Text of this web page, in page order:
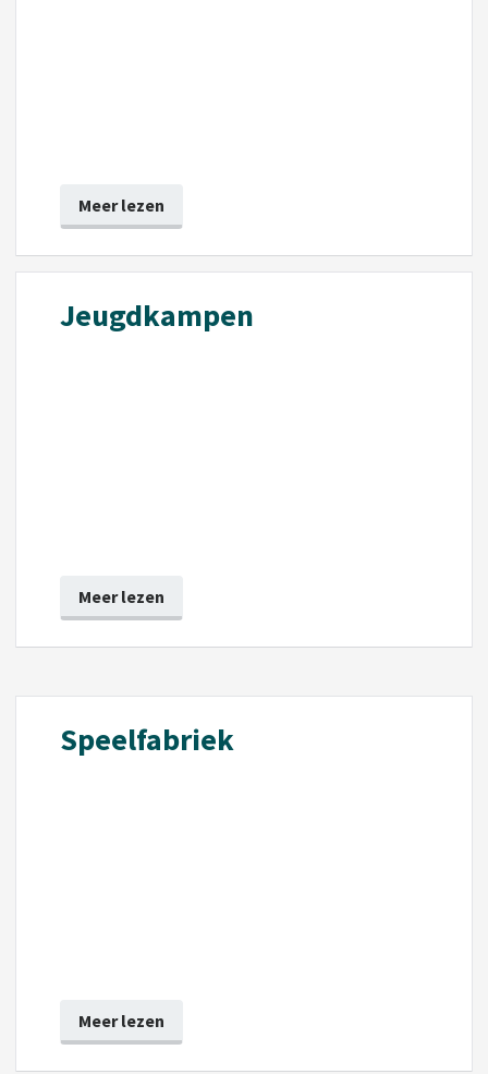
Meer lezen
Jeugdkampen
Meer lezen
Speelfabriek
Meer lezen